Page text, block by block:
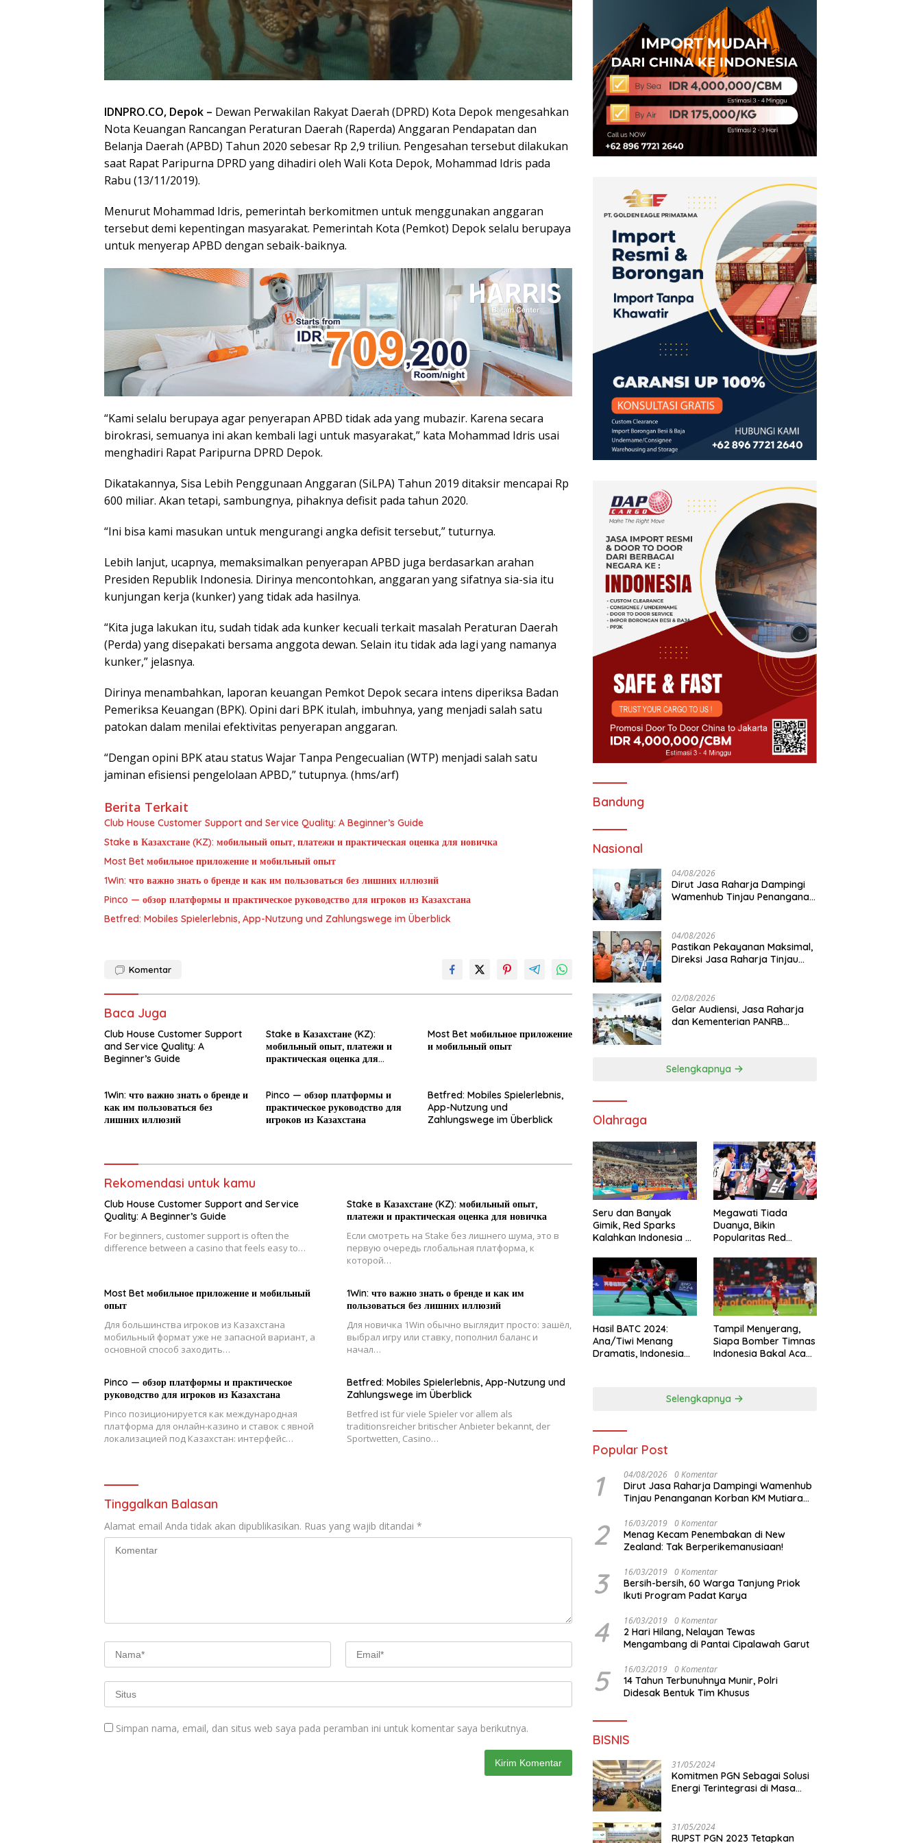
IDNPRO.CO, Depok – Dewan Perwakilan Rakyat Daerah (DPRD) Kota Depok mengesahkan
Nota Keuangan Rancangan Peraturan Daerah (Raperda) Anggaran Pendapatan dan
Belanja Daerah (APBD) Tahun 2020 sebesar Rp 2,9 triliun. Pengesahan tersebut dilakukan
saat Rapat Paripurna DPRD yang dihadiri oleh Wali Kota Depok, Mohammad Idris pada
Rabu (13/11/2019).
Menurut Mohammad Idris, pemerintah berkomitmen untuk menggunakan anggaran
tersebut demi kepentingan masyarakat. Pemerintah Kota (Pemkot) Depok selalu berupaya
untuk menyerap APBD dengan sebaik-baiknya.
“Kami selalu berupaya agar penyerapan APBD tidak ada yang mubazir. Karena secara
birokrasi, semuanya ini akan kembali lagi untuk masyarakat,” kata Mohammad Idris usai
menghadiri Rapat Paripurna DPRD Depok.
Dikatakannya, Sisa Lebih Penggunaan Anggaran (SiLPA) Tahun 2019 ditaksir mencapai Rp
600 miliar. Akan tetapi, sambungnya, pihaknya defisit pada tahun 2020.
“Ini bisa kami masukan untuk mengurangi angka defisit tersebut,” tuturnya.
Lebih lanjut, ucapnya, memaksimalkan penyerapan APBD juga berdasarkan arahan
Presiden Republik Indonesia. Dirinya mencontohkan, anggaran yang sifatnya sia-sia itu
kunjungan kerja (kunker) yang tidak ada hasilnya.
“Kita juga lakukan itu, sudah tidak ada kunker kecuali terkait masalah Peraturan Daerah
(Perda) yang disepakati bersama anggota dewan. Selain itu tidak ada lagi yang namanya
kunker,” jelasnya.
Dirinya menambahkan, laporan keuangan Pemkot Depok secara intens diperiksa Badan
Pemeriksa Keuangan (BPK). Opini dari BPK itulah, imbuhnya, yang menjadi salah satu
patokan dalam menilai efektivitas penyerapan anggaran.
“Dengan opini BPK atau status Wajar Tanpa Pengecualian (WTP) menjadi salah satu
jaminan efisiensi pengelolaan APBD,” tutupnya. (hms/arf)
Berita Terkait
Club House Customer Support and Service Quality: A Beginner’s Guide
Stake в Казахстане (KZ): мобильный опыт, платежи и практическая оценка для новичка
Most Bet мобильное приложение и мобильный опыт
1Win: что важно знать о бренде и как им пользоваться без лишних иллюзий
Pinco — обзор платформы и практическое руководство для игроков из Казахстана
Betfred: Mobiles Spielerlebnis, App-Nutzung und Zahlungswege im Überblick
Komentar
Baca Juga
Club House Customer Support
and Service Quality: A
Beginner’s Guide
Stake в Казахстане (KZ):
мобильный опыт, платежи и
практическая оценка для
Most Bet мобильное приложение
и мобильный опыт
1Win: что важно знать о бренде и
как им пользоваться без
лишних иллюзий
Pinco — обзор платформы и
практическое руководство для
игроков из Казахстана
Betfred: Mobiles Spielerlebnis,
App-Nutzung und
Zahlungswege im Überblick
Rekomendasi untuk kamu
Club House Customer Support and Service
Quality: A Beginner’s Guide
For beginners, customer support is often the
difference between a casino that feels easy to…
Stake в Казахстане (KZ): мобильный опыт,
платежи и практическая оценка для новичка
Если смотреть на Stake без лишнего шума, это в
первую очередь глобальная платформа, к
которой…
Most Bet мобильное приложение и мобильный
опыт
Для большинства игроков из Казахстана
мобильный формат уже не запасной вариант, а
основной способ заходить…
1Win: что важно знать о бренде и как им
пользоваться без лишних иллюзий
Для новичка 1Win обычно выглядит просто: зашёл,
выбрал игру или ставку, пополнил баланс и
начал…
Pinco — обзор платформы и практическое
руководство для игроков из Казахстана
Pinco позиционируется как международная
платформа для онлайн-казино и ставок с явной
локализацией под Казахстан: интерфейс…
Betfred: Mobiles Spielerlebnis, App-Nutzung und
Zahlungswege im Überblick
Betfred ist für viele Spieler vor allem als
traditionsreicher britischer Anbieter bekannt, der
Sportwetten, Casino…
Tinggalkan Balasan
Alamat email Anda tidak akan dipublikasikan. Ruas yang wajib ditandai *
Simpan nama, email, dan situs web saya pada peramban ini untuk komentar saya berikutnya.
Bandung
Nasional
04/08/2026
Dirut Jasa Raharja Dampingi
Wamenhub Tinjau Penanganan
04/08/2026
Pastikan Pekayanan Maksimal,
Direksi Jasa Raharja Tinjau
02/08/2026
Gelar Audiensi, Jasa Raharja
dan Kementerian PANRB
Selengkapnya
Olahraga
Seru dan Banyak
Gimik, Red Sparks
Kalahkan Indonesia All
Megawati Tiada
Duanya, Bikin
Popularitas Red
Hasil BATC 2024:
Ana/Tiwi Menang
Dramatis, Indonesia
Tampil Menyerang,
Siapa Bomber Timnas
Indonesia Bakal Acak-
Selengkapnya
Popular Post
1 04/08/2026 0 Komentar
Dirut Jasa Raharja Dampingi Wamenhub
Tinjau Penanganan Korban KM Mutiara
2 16/03/2019 0 Komentar
Menag Kecam Penembakan di New
Zealand: Tak Berperikemanusiaan!
3 16/03/2019 0 Komentar
Bersih-bersih, 60 Warga Tanjung Priok
Ikuti Program Padat Karya
4 16/03/2019 0 Komentar
2 Hari Hilang, Nelayan Tewas
Mengambang di Pantai Cipalawah Garut
5 16/03/2019 0 Komentar
14 Tahun Terbunuhnya Munir, Polri
Didesak Bentuk Tim Khusus
BISNIS
31/05/2024
Komitmen PGN Sebagai Solusi
Energi Terintegrasi di Masa
31/05/2024
RUPST PGN 2023 Tetapkan